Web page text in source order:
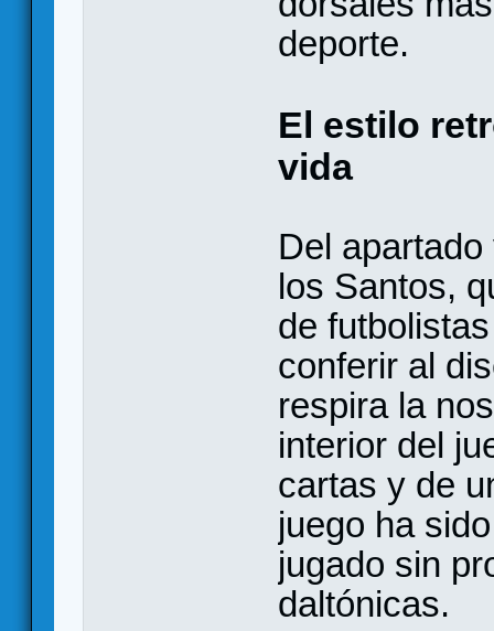
deporte.
El estilo
vida
Del
los Santos,
de
conferir al
respira la
interior del
cartas y de
juego ha
jugado sin
daltónicas.